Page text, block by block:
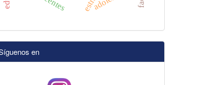
en